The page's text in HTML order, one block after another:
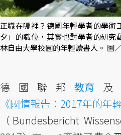
正職在哪裡？德國年輕學者的學術
夕」的職位，其實也對學者的研究
林自由大學校園的年輕讀書人。 圖
德國聯邦教育
《國情報告：2017年的年
（Bundesbericht